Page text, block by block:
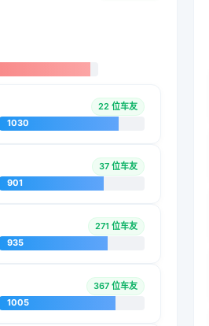
22 位车友
1030
37 位车友
901
271 位车友
935
367 位车友
1005